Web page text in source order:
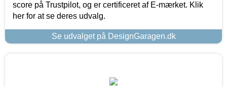
score på Trustpilot, og er certificeret af E-mærket. Klik
her for at se deres udvalg.
Se udvalget på DesignGaragen.dk